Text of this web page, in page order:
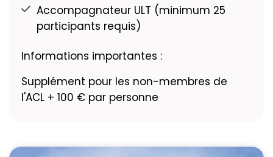
Accompagnateur ULT (minimum 25
participants requis)
Informations importantes :
Supplément pour les non-membres de
l'ACL + 100 € par personne